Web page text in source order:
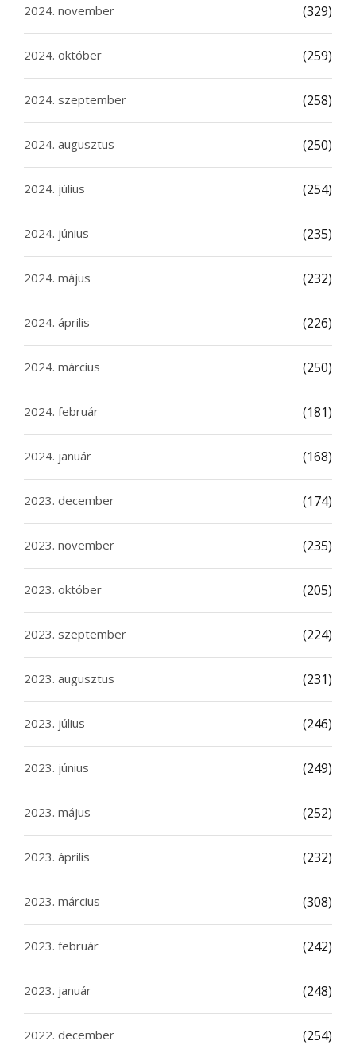
2024. november (329)
2024. október (259)
2024. szeptember (258)
2024. augusztus (250)
2024. július (254)
2024. június (235)
2024. május (232)
2024. április (226)
2024. március (250)
2024. február (181)
2024. január (168)
2023. december (174)
2023. november (235)
2023. október (205)
2023. szeptember (224)
2023. augusztus (231)
2023. július (246)
2023. június (249)
2023. május (252)
2023. április (232)
2023. március (308)
2023. február (242)
2023. január (248)
2022. december (254)